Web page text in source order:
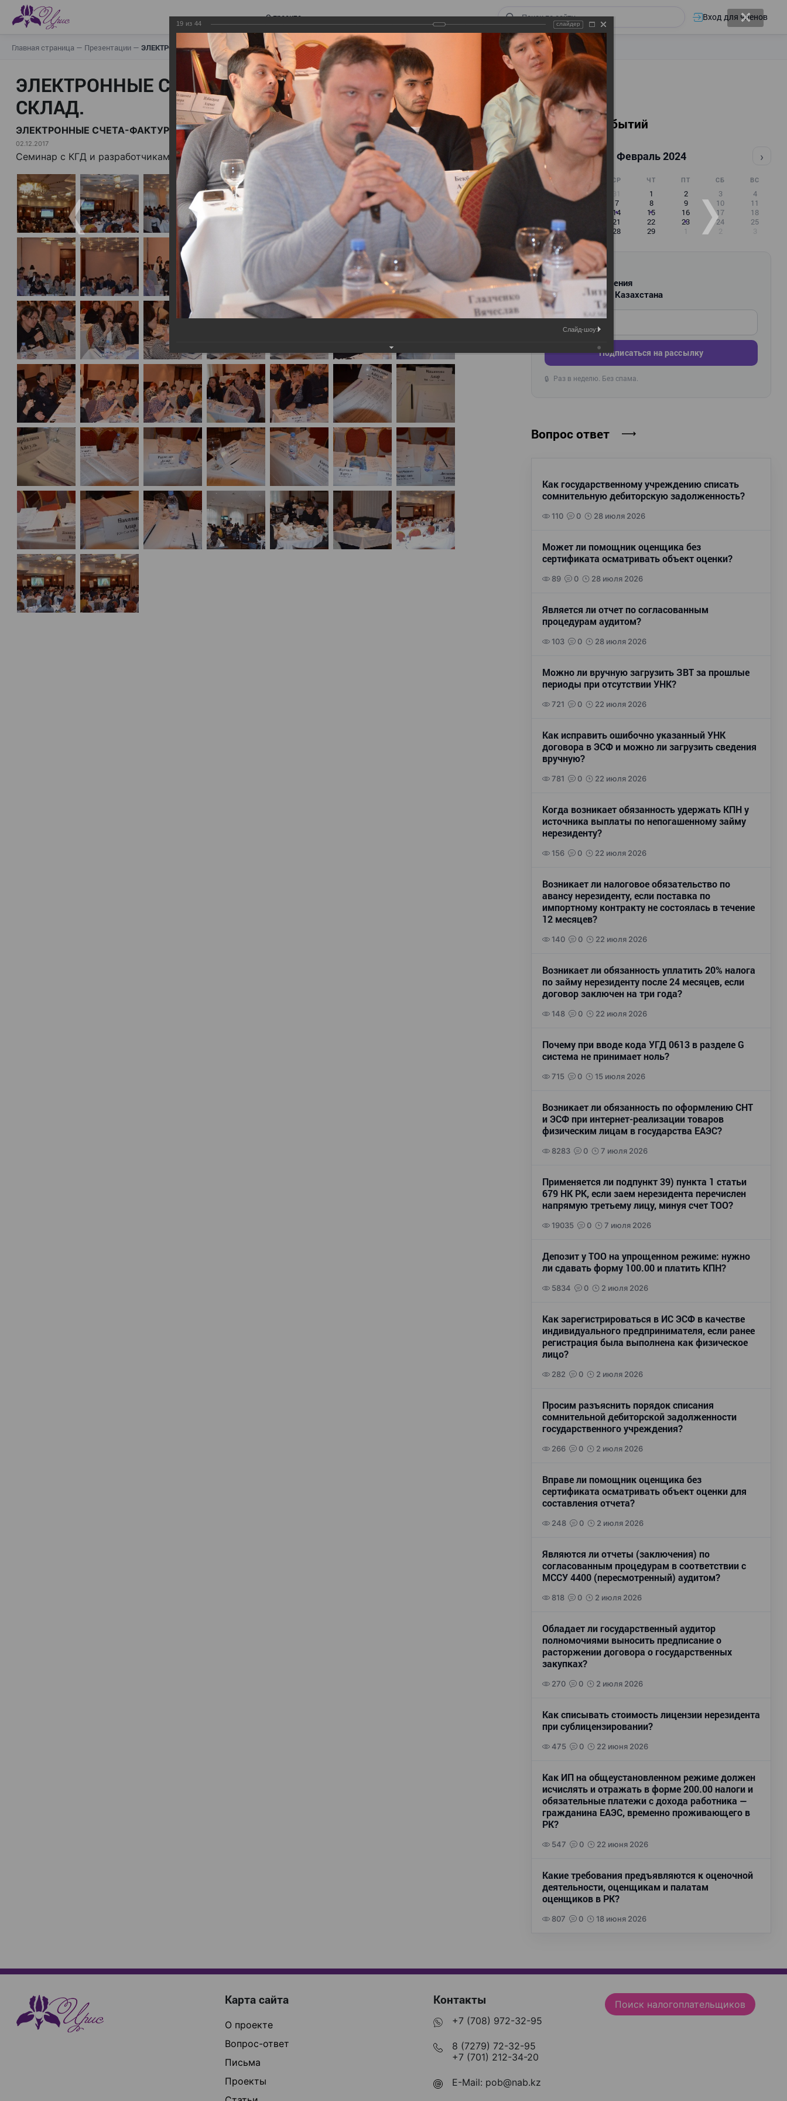
О проекте Вход для членов
Главная страница — Презентации — ЭЛЕКТРОННЫЕ СЧЕТА-ФАКТУРЫ. ВИРТУАЛЬНЫЙ СКЛАД.
ЭЛЕКТРОННЫЕ СЧЕТА-ФАКТУРЫ. ВИРТУАЛЬНЫЙ
СКЛАД.
ЭЛЕКТРОННЫЕ СЧЕТА-ФАКТУРЫ. ВИРТУАЛЬНЫЙ СКЛАД.
02.12.2017
Семинар с КГД и разработчиками
Календарь событий
‹ Февраль 2024 ›
ПН СР ЧТ ПТ СБ ВС
29 30 31 1 2 3
4
6 7 8 9 10
11
14 15 16 17
18
19
21 22 23 24
25
26
28 29 1 2 3
РАССЫЛКА
Новости и изменения
для бухгалтеров Казахстана
Введите ваш e-mail
Подписаться на рассылку
🔒 Раз в неделю. Без спама.
Вопрос ответ
Как государственному учреждению списать
сомнительную дебиторскую задолженность?
110 0 28 июля 2026
Может ли помощник оценщика без
сертификата осматривать объект оценки?
89 0 28 июля 2026
Является ли отчет по согласованным
процедурам аудитом?
103 0 28 июля 2026
Можно ли вручную загрузить ЗВТ за прошлые
периоды при отсутствии УНК?
721 0 22 июля 2026
Как исправить ошибочно указанный УНК
договора в ЭСФ и можно ли загрузить сведения
вручную?
781 0 22 июля 2026
Когда возникает обязанность удержать КПН у
источника выплаты по непогашенному займу
нерезиденту?
156 0 22 июля 2026
Возникает ли налоговое обязательство по
авансу нерезиденту, если поставка по
импортному контракту не состоялась в течение
12 месяцев?
140 0 22 июля 2026
Возникает ли обязанность уплатить 20% налога
по займу нерезиденту после 24 месяцев, если
договор заключен на три года?
148 0 22 июля 2026
Почему при вводе кода УГД 0613 в разделе G
система не принимает ноль?
715 0 15 июля 2026
Возникает ли обязанность по оформлению СНТ
и ЭСФ при интернет-реализации товаров
физическим лицам в государства ЕАЭС?
8283 0 7 июля 2026
Применяется ли подпункт 39) пункта 1 статьи
679 НК РК, если заем нерезидента перечислен
напрямую третьему лицу, минуя счет ТОО?
19035 0 7 июля 2026
Депозит у ТОО на упрощенном режиме: нужно
ли сдавать форму 100.00 и платить КПН?
5834 0 2 июля 2026
Как зарегистрироваться в ИС ЭСФ в качестве
индивидуального предпринимателя, если ранее
регистрация была выполнена как физическое
лицо?
282 0 2 июля 2026
Просим разъяснить порядок списания
сомнительной дебиторской задолженности
государственного учреждения?
266 0 2 июля 2026
Вправе ли помощник оценщика без
сертификата осматривать объект оценки для
составления отчета?
248 0 2 июля 2026
Являются ли отчеты (заключения) по
согласованным процедурам в соответствии с
МССУ 4400 (пересмотренный) аудитом?
818 0 2 июля 2026
Обладает ли государственный аудитор
полномочиями выносить предписание о
расторжении договора о государственных
закупках?
270 0 2 июля 2026
Как списывать стоимость лицензии нерезидента
при сублицензировании?
475 0 22 июня 2026
Как ИП на общеустановленном режиме должен
исчислять и отражать в форме 200.00 налоги и
обязательные платежи с дохода работника —
гражданина ЕАЭС, временно проживающего в
РК?
547 0 22 июня 2026
Какие требования предъявляются к оценочной
деятельности, оценщикам и палатам
оценщиков в РК?
807 0 18 июня 2026
Карта сайта
О проекте
Вопрос-ответ
Письма
Проекты
Контакты
+7 (708) 972-32-95
8 (7279) 72-32-95
+7 (701) 212-34-20
E-Mail: pob@nab.kz
Поиск налогоплательщиков
19 из 44 слайдер
Слайд-шоу: